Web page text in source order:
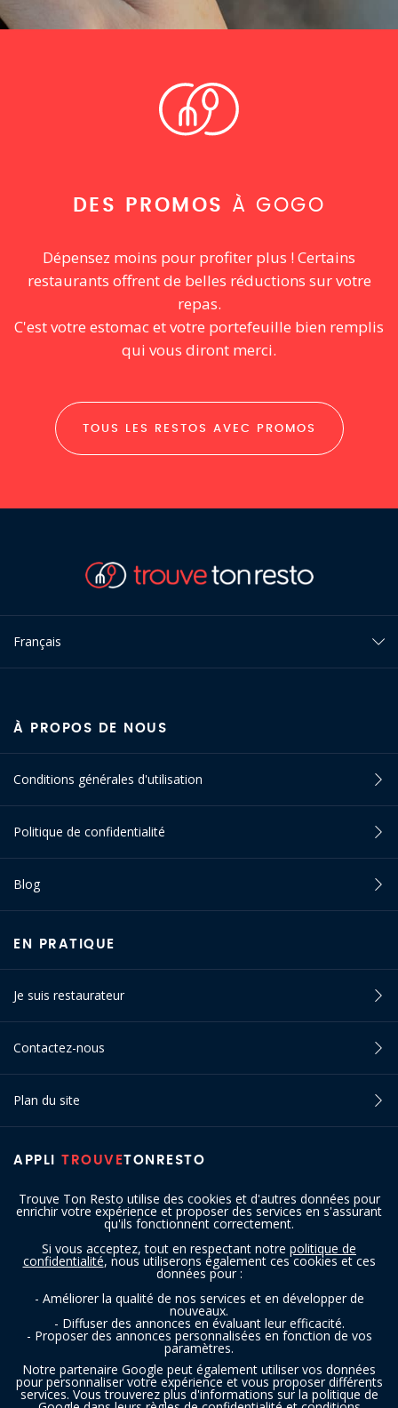
DES PROMOS À GOGO
Dépensez moins pour profiter plus ! Certains
restaurants offrent de belles réductions sur votre
repas.
C'est votre estomac et votre portefeuille bien remplis
qui vous diront merci.
TOUS LES RESTOS AVEC PROMOS
Trouve Ton Resto utilise des cookies et d'autres données pour
enrichir votre expérience et proposer des services en s'assurant
qu'ils fonctionnent correctement.
Si vous acceptez, tout en respectant notre politique de
confidentialité, nous utiliserons également ces cookies et ces
données pour :
- Améliorer la qualité de nos services et en développer de
nouveaux.
- Diffuser des annonces en évaluant leur efficacité.
- Proposer des annonces personnalisées en fonction de vos
paramètres.
Notre partenaire Google peut également utiliser vos données
pour personnaliser votre expérience et vous proposer différents
services. Vous trouverez plus d'informations sur la politique de
Français
APPLI TROUVETONRESTO
À PROPOS DE NOUS
Conditions générales d'utilisation
Politique de confidentialité
Blog
EN PRATIQUE
Je suis restaurateur
Contactez-nous
Plan du site
SUIVEZ-NOUS
Copyright © 2016 - 2026 trouvetonresto.be ‐ Tous droits réservés | JDC